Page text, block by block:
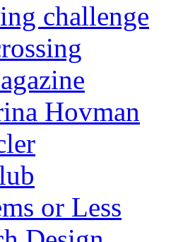
challenge
Hovman
or Less